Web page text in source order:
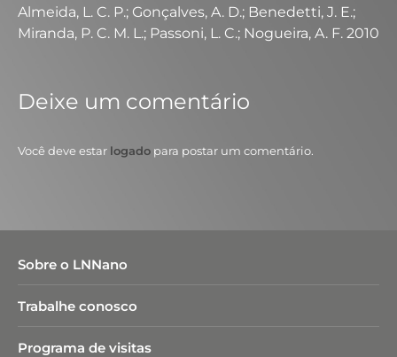
Almeida, L. C. P.; Gonçalves, A. D.; Benedetti, J. E.;
Miranda, P. C. M. L.; Passoni, L. C.; Nogueira, A. F. 2010
Deixe um comentário
Você deve estar logado para postar um comentário.
Sobre o LNNano
Trabalhe conosco
Programa de visitas